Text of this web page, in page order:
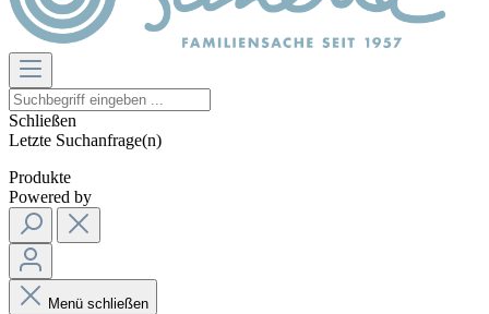
Schließen
Letzte Suchanfrage(n)
Produkte
Powered by
Menü schließen